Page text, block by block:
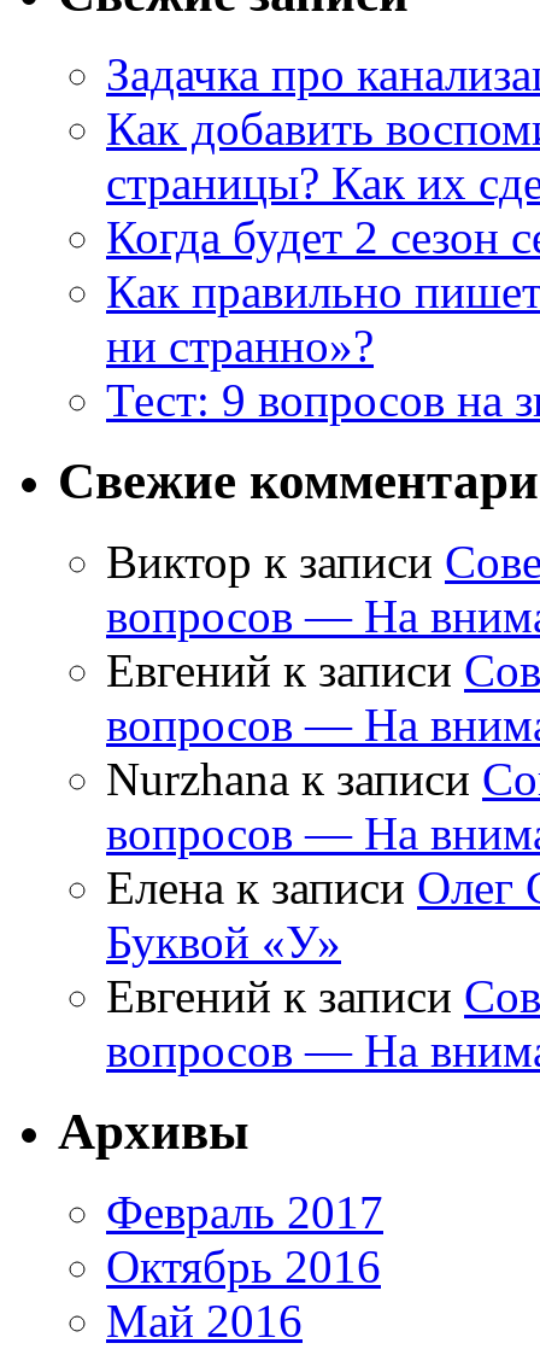
Задачка про
Как добавить
страницы? Как их
Когда будет 2 сезон
Как правильно
ни странно»?
Тест: 9 вопросов на
Свежие
Виктор к записи
вопросов — На
Евгений к записи
вопросов — На
Nurzhana к записи
вопросов — На
Елена к записи Олег
Буквой «У»
Евгений к записи
вопросов — На
Архивы
Февраль 2017
Октябрь 2016
Май 2016